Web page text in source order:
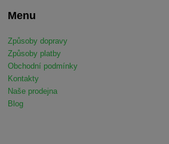
Menu
Způsoby dopravy
Způsoby platby
Obchodní podmínky
Kontakty
Naše prodejna
Blog